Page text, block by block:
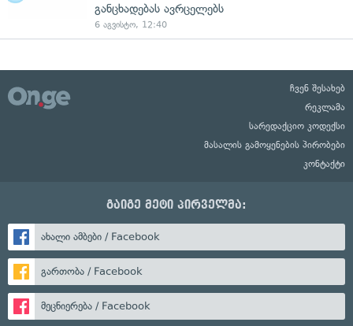
განცხადებას ავრცელებს
6 აგვისტო, 12:40
ჩვენ შესახებ
რეკლამა
სარედაქციო კოდექსი
მასალის გამოყენების პირობები
კონტაქტი
გაიგე მეტი პირველმა:
ახალი ამბები / Facebook
გართობა / Facebook
მეცნიერება / Facebook